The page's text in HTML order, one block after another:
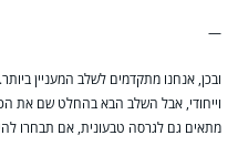
—
ובכן, אנחנו מתקדמים לשלב המעניין
וייחודי, אבל השלב הבא בהחלט שם את
מתאים גם לגרסה טבעונית, אם תבחרו